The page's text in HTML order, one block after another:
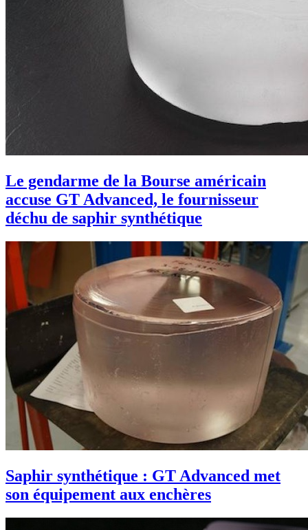
Le gendarme de la Bourse américain
accuse GT Advanced, le fournisseur
déchu de saphir synthétique
Saphir synthétique : GT Advanced met
son équipement aux enchères